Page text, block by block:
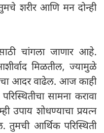
शरीर आणि मन दोन्ही
चांगला जाणार आहे.
मिळतील, ज्यामुळे
आदर वाढेल. आज काही
सामना करावा
उपाय शोधण्याचा प्रयत्न
तुमची आर्थिक परिस्थिती